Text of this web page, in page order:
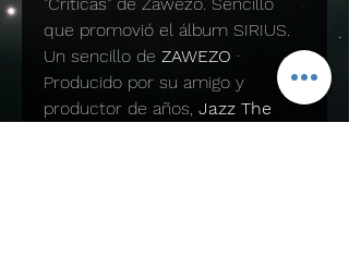
que promovió el álbum SIRIUS.
Un sencillo de ZAWEZO ·
Producido por su amigo y
productor de años, Jazz The